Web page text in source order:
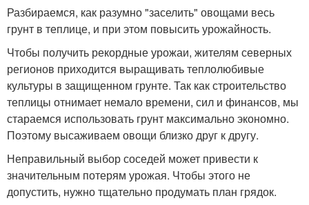
Разбираемся, как разумно "заселить" овощами весь
грунт в теплице, и при этом повысить урожайность.
Чтобы получить рекордные урожаи, жителям северных
регионов приходится выращивать теплолюбивые
культуры в защищенном грунте. Так как строительство
теплицы отнимает немало времени, сил и финансов, мы
стараемся использовать грунт максимально экономно.
Поэтому высаживаем овощи близко друг к другу.
Неправильный выбор соседей может привести к
значительным потерям урожая. Чтобы этого не
допустить, нужно тщательно продумать план грядок.